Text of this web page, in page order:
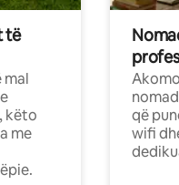
të
mal
këto
me
që
wifi